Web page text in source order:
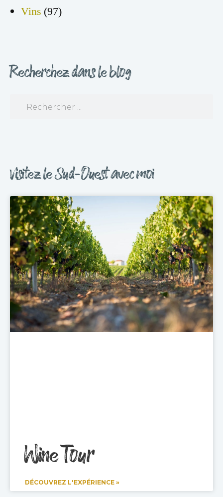
Vins (97)
Recherchez dans le blog
Visitez le Sud-Ouest avec moi
Wine Tour
DÉCOUVREZ L'EXPÉRIENCE »